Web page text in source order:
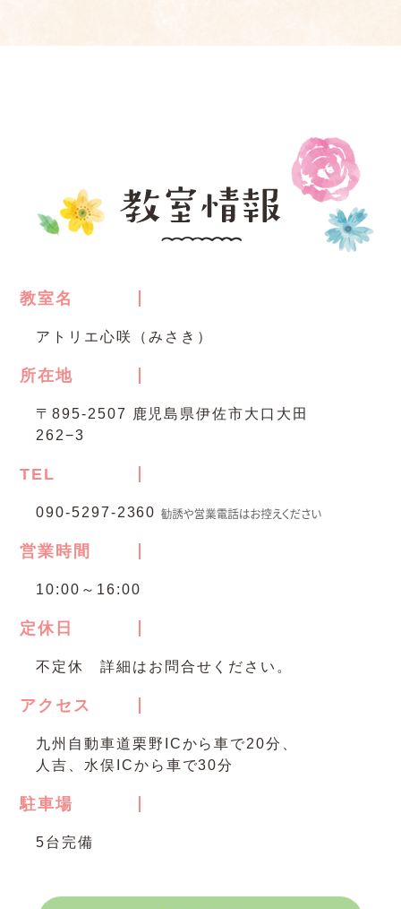
教室名
アトリエ心咲（みさき）
所在地
〒895-2507 鹿児島県伊佐市大口大田
262−3
TEL
090-5297-2360
営業時間
10:00～16:00
定休日
不定休 詳細はお問合せください。
アクセス
九州自動車道栗野ICから車で20分、
人吉、水俣ICから車で30分
駐車場
5台完備